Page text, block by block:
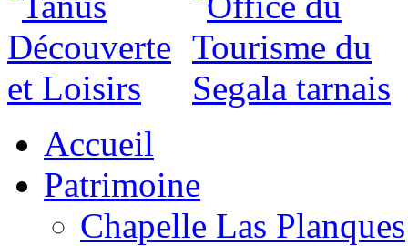
Accueil
Patrimoine
Chapelle Las Planques